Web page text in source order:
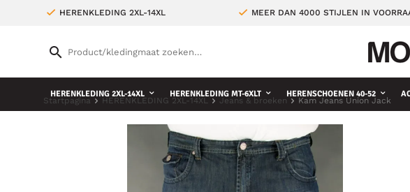
HERENKLEDING 2XL-14XL MEER DAN 4000 STIJLEN IN
HERENKLEDING 2XL-14XL HERENKLEDING MT-6XLT HERENSCHOENEN 40-52
Startpagina HERENKLEDING 2XL-14XL Jeans & broeken Kam Jeans Union Jack